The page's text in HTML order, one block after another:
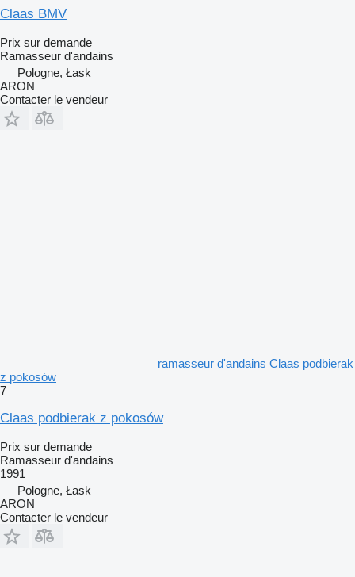
Claas BMV
Prix sur demande
Ramasseur d'andains
Pologne, Łask
ARON
Contacter le vendeur
ramasseur d'andains Claas podbierak
z pokosów
7
Claas podbierak z pokosów
Prix sur demande
Ramasseur d'andains
1991
Pologne, Łask
ARON
Contacter le vendeur